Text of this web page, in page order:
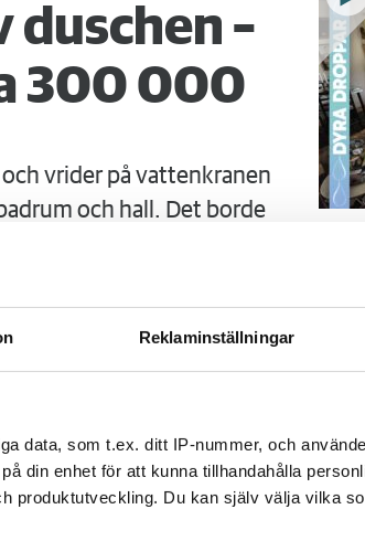
Reklaminställningar
data, som t.ex. ditt IP-nummer, och
din enhet för att kunna tillhandahålla
produktutveckling. Du kan själv välja vilka
duschen –
300 000
vrider på vattenkranen
och hall. Det borde
är